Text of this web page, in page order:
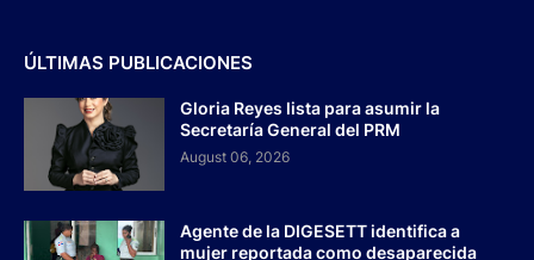
ÚLTIMAS PUBLICACIONES
Gloria Reyes lista para asumir la
Secretaría General del PRM
August 06, 2026
Agente de la DIGESETT identifica a
mujer reportada como desaparecida